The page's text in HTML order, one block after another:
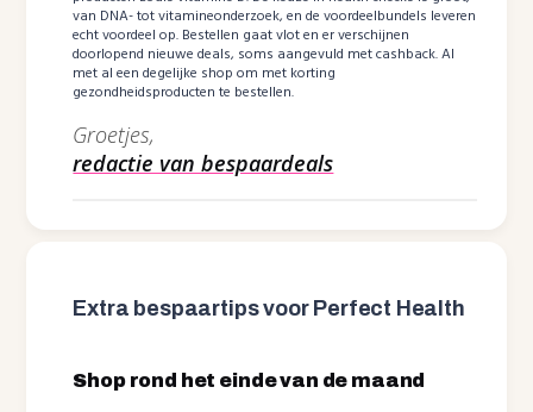
van DNA- tot vitamineonderzoek, en de voordeelbundels leveren
echt voordeel op. Bestellen gaat vlot en er verschijnen
doorlopend nieuwe deals, soms aangevuld met cashback. Al
met al een degelijke shop om met korting
gezondheidsproducten te bestellen.
Groetjes,
redactie van bespaardeals
Extra bespaartips voor Perfect Health
Shop rond het einde van de maand